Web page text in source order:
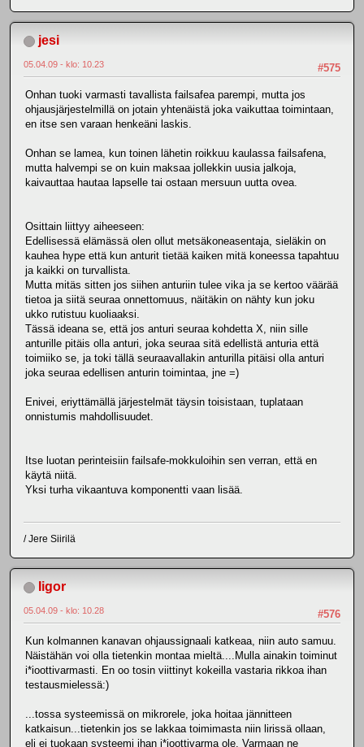
jesi
#575
05.04.09 - klo: 10.23
Onhan tuoki varmasti tavallista failsafea parempi, mutta jos
ohjausjärjestelmillä on jotain yhtenäistä joka vaikuttaa toimintaan,
en itse sen varaan henkeäni laskis.
Onhan se lamea, kun toinen lähetin roikkuu kaulassa failsafena,
mutta halvempi se on kuin maksaa jollekkin uusia jalkoja,
kaivauttaa hautaa lapselle tai ostaan mersuun uutta ovea.
Osittain liittyy aiheeseen:
Edellisessä elämässä olen ollut metsäkoneasentaja, sieläkin on
kauhea hype että kun anturit tietää kaiken mitä koneessa tapahtuu
ja kaikki on turvallista.
Mutta mitäs sitten jos siihen anturiin tulee vika ja se kertoo väärää
tietoa ja siitä seuraa onnettomuus, näitäkin on nähty kun joku
ukko rutistuu kuoliaaksi.
Tässä ideana se, että jos anturi seuraa kohdetta X, niin sille
anturille pitäis olla anturi, joka seuraa sitä edellistä anturia että
toimiiko se, ja toki tällä seuraavallakin anturilla pitäisi olla anturi
joka seuraa edellisen anturin toimintaa, jne =)
Enivei, eriyttämällä järjestelmät täysin toisistaan, tuplataan
onnistumis mahdollisuudet.
Itse luotan perinteisiin failsafe-mokkuloihin sen verran, että en
käytä niitä.
Yksi turha vikaantuva komponentti vaan lisää.
/ Jere Siirilä
Iigor
#576
05.04.09 - klo: 10.28
Kun kolmannen kanavan ohjaussignaali katkeaa, niin auto samuu.
Näistähän voi olla tietenkin montaa mieltä....Mulla ainakin toiminut
i*ioottivarmasti. En oo tosin viittinyt kokeilla vastaria rikkoa ihan
testausmielessä:)
...tossa systeemissä on mikrorele, joka hoitaa jännitteen
katkaisun...tietenkin jos se lakkaa toimimasta niin lirissä ollaan,
eli ei tuokaan systeemi ihan i*ioottivarma ole. Varmaan ne